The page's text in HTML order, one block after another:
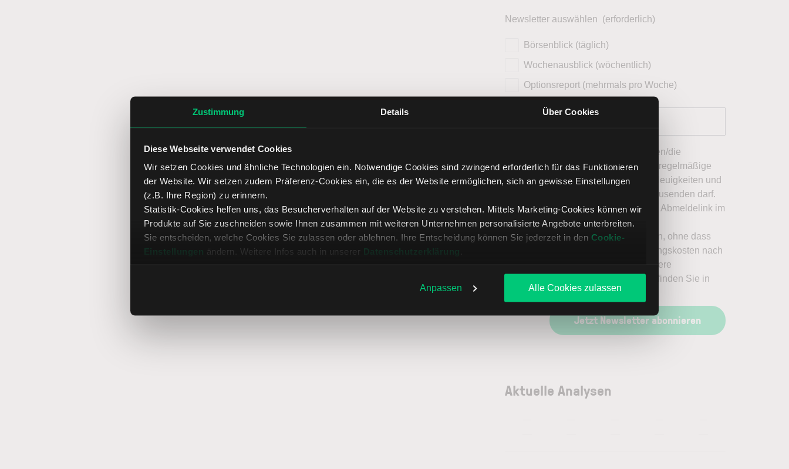
Zustimmung Details Über Cookies
Diese Webseite verwendet Cookies
Wir setzen Cookies und ähnliche Technologien ein. Notwendige Cookies sind zwingend erforderlich für das Funktionieren
der Website. Wir setzen zudem Präferenz-Cookies ein, die es der Website ermöglichen, sich an gewisse Einstellungen
(z.B. Ihre Region) zu erinnern.
Statistik-Cookies helfen uns, das Besucherverhalten auf der Website zu verstehen. Mittels Marketing-Cookies können wir
Produkte auf Sie zuschneiden sowie Ihnen zusammen mit weiteren Unternehmen personalisierte Angebote unterbreiten.
Sie entscheiden, welche Cookies Sie zulassen oder ablehnen. Ihre Entscheidung können Sie jederzeit in den Cookie-
Einstellungen
ändern. Weitere Infos auch in unserer Datenschutzerklärung
Anpassen Alle Cookies zulassen
Newsletter auswählen (erforderlich)
Börsenblick (täglich)
Wochenausblick (wöchentlich)
Optionsreport (mehrmals pro Woche)
Ich stimme zu, dass LYNX mir den/die
ausgewählten Newsletter sowie regelmäßige
Werbe-E-Mails mit Angeboten, Neuigkeiten und
weiteren Marketingnachrichten zusenden darf.
Ich kann mich jederzeit über den Abmeldelink im
Newsletter oder per E-Mail an
service@lynxbroker.deabmelden, ohne dass
hierfür andere als die Übermittlungskosten nach
den Basistarifen entstehen. Weitere
Informationen zum Datenschutz finden Sie in
derDatenschutzerklärung
Jetzt Newsletter abonnieren
Aktuelle Analysen